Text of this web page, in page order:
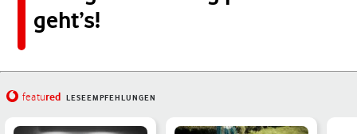
geht’s!
featured LESEEMPFEHLUNGEN